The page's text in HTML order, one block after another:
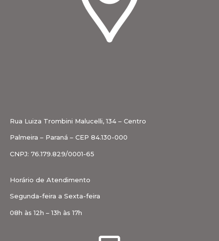
Rua Luiza Trombini Malucelli, 134 – Centro
Palmeira – Paraná – CEP 84.130-000
CNPJ: 76.179.829/0001-65
Horário de Atendimento
Segunda-feira a Sexta-feira
08h às 12h – 13h às 17h